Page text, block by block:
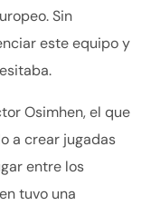
Sin
este equipo y
Osimhen, el que
a crear jugadas
entre los
tuvo una